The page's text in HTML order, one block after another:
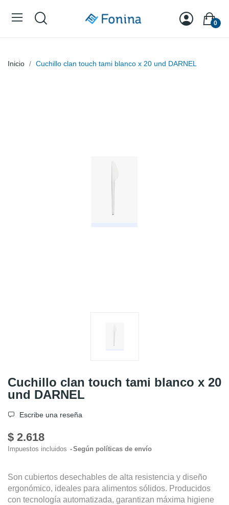
0
Inicio Cuchillo clan touch tami blanco x 20 und DARNEL
Cuchillo clan touch tami blanco x 20
und DARNEL
Escribe una reseña
$ 2.618
Impuestos incluidos Según políticas de envío
Son cubiertos desechables de alta resistencia y diseño
ergonómico, ideales para alimentos sólidos. Producidos
con tecnología automatizada, garantizan máxima higiene